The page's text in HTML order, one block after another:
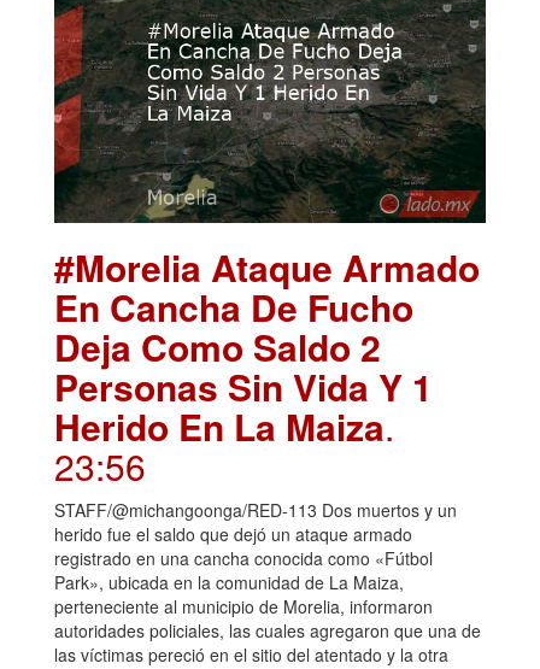
#Morelia Ataque Armado
En Cancha De Fucho
Deja Como Saldo 2
Personas Sin Vida Y 1
Herido En La Maiza.
23:56
STAFF/@michangoonga/RED-113 Dos muertos y un
herido fue el saldo que dejó un ataque armado
registrado en una cancha conocida como «Fútbol
Park», ubicada en la comunidad de La Maiza,
perteneciente al municipio de Morelia, informaron
autoridades policiales, las cuales agregaron que una de
las víctimas pereció en el sitio del atentado y la otra